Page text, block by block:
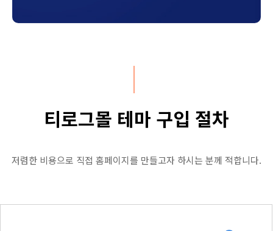
티로그몰 테마 구입 절차
저렴한 비용으로 직접 홈페이지를 만들고자 하시는 분께 적합니다.